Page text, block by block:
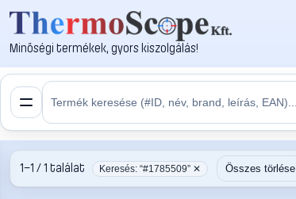
Minőségi termékek, gyors kiszolgálás!
1–1 / 1 találat Keresés: “#1785509” ✕ Összes törlése